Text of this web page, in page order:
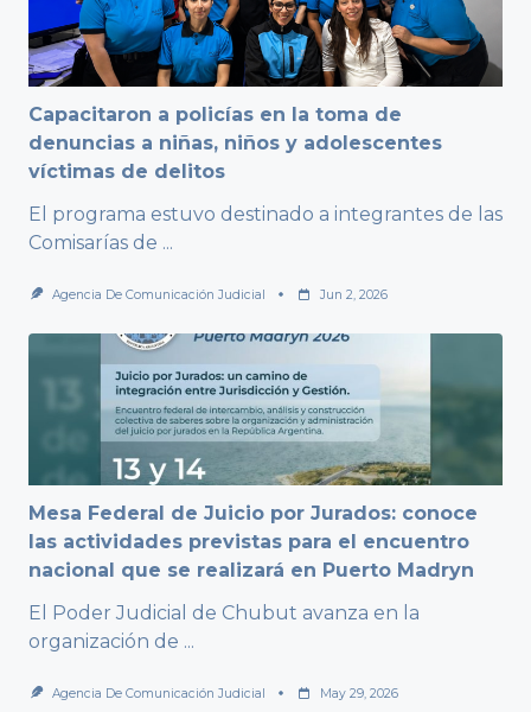
Capacitaron a policías en la toma de
denuncias a niñas, niños y adolescentes
víctimas de delitos
El programa estuvo destinado a integrantes de las
Comisarías de ...
Agencia De Comunicación Judicial Jun 2, 2026
Mesa Federal de Juicio por Jurados: conoce
las actividades previstas para el encuentro
nacional que se realizará en Puerto Madryn
El Poder Judicial de Chubut avanza en la
organización de ...
Agencia De Comunicación Judicial May 29, 2026